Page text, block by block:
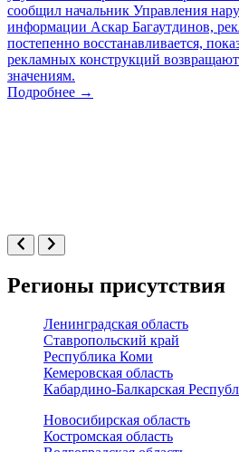
сообщил начальник Управления
информации Аскар Багаутдинов,
постепенно восстанавливается,
рекламных конструкций
значениям.
Подробнее →
Регионы присутствия
Ленинградская область
Ставропольский край
Республика Коми
Кемеровская область
Кабардино-Балкарская
Новосибирская область
Костромская область